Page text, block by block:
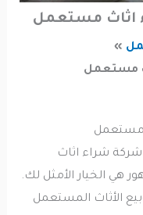
مستعمل
شراء اثاث
الخيار الأمثل لك.
المستعمل